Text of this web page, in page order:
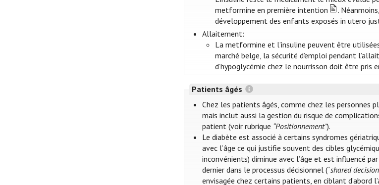
metformine en première intention
.
développement des enfants exposés in utero
Allaitement:
La metformine et l’insuline peuvent être
marché belge, la sécurité d’emploi pendant
d’hypoglycémie chez le nourrisson doit être pris
Patients âgés
Chez les patients âgés, comme chez les personnes
mais inclut aussi la gestion du risque de
patient (voir rubrique “Positionnement”).
Le diabète est associé à certains syndromes
avec l’âge ce qui justifie souvent des cibles
inconvénients) diminue avec l’âge et est influencé
dernier dans le processus décisionnel (“shared
envisagée chez certains patients, en ciblant